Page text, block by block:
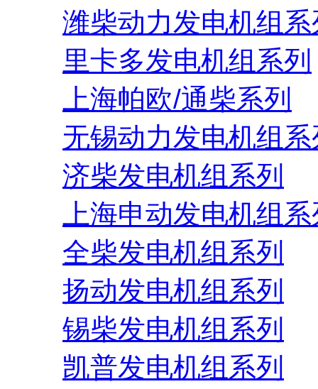
潍柴动力发电机组系
里卡多发电机组系列
上海帕欧/通柴系列
无锡动力发电机组系
济柴发电机组系列
上海申动发电机组
全柴发电机组系列
扬动发电机组系列
锡柴发电机组系列
凯普发电机组系列